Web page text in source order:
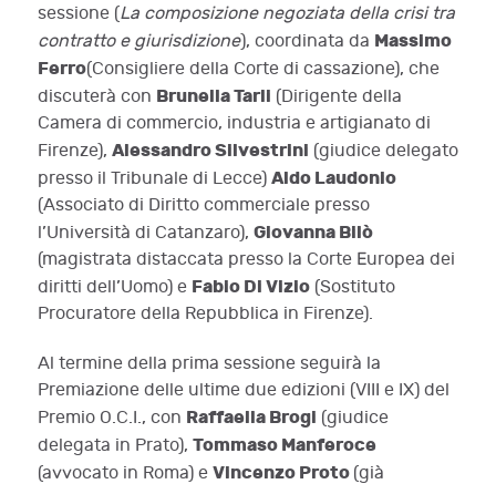
sessione (La composizione negoziata della crisi tra
contratto e giurisdizione), coordinata da Massimo
Ferro(Consigliere della Corte di cassazione), che
discuterà con Brunella Tarli (Dirigente della
Camera di commercio, industria e artigianato di
Firenze), Alessandro Silvestrini (giudice delegato
presso il Tribunale di Lecce) Aldo Laudonio
(Associato di Diritto commerciale presso
l’Università di Catanzaro), Giovanna Bilò
(magistrata distaccata presso la Corte Europea dei
diritti dell’Uomo) e Fabio Di Vizio (Sostituto
Procuratore della Repubblica in Firenze).
Al termine della prima sessione seguirà la
Premiazione delle ultime due edizioni (VIII e IX) del
Premio O.C.I., con Raffaella Brogi (giudice
delegata in Prato), Tommaso Manferoce
(avvocato in Roma) e Vincenzo Proto (già